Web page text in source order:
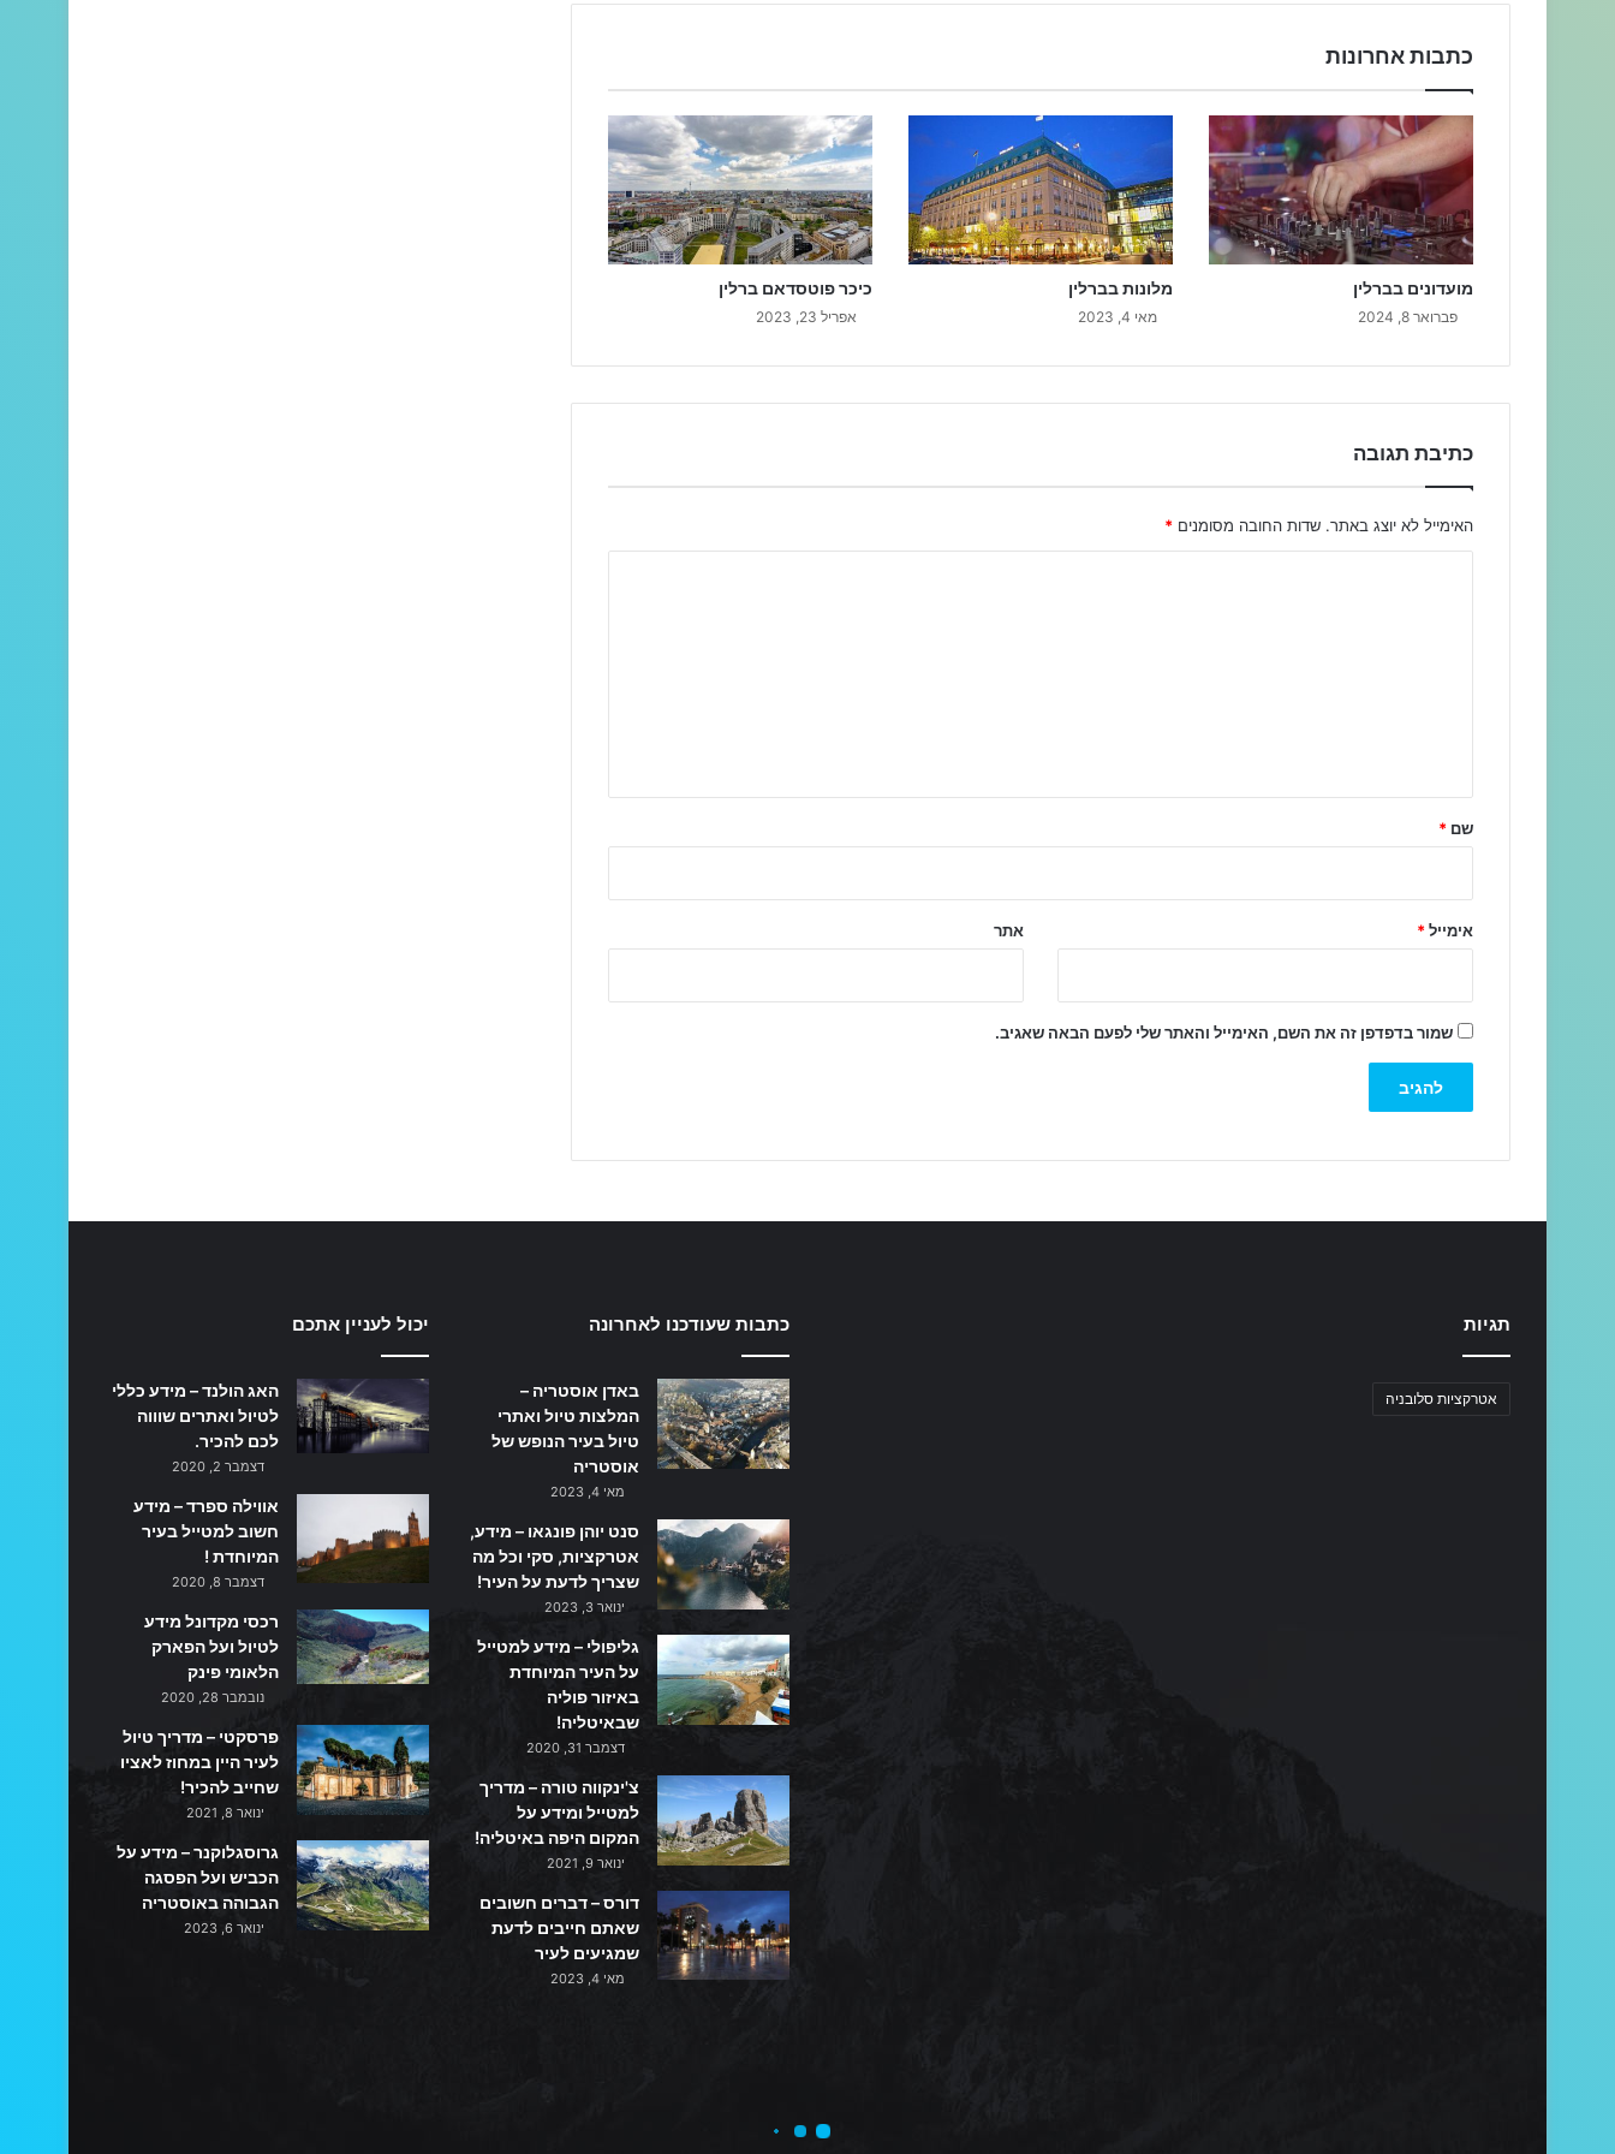
כתבות אחרונות
מועדונים בברלין
פברואר 8, 2024
מלונות בברלין
מאי 4, 2023
כיכר פוטסדאם ברלין
אפריל 23, 2023
כתיבת תגובה
האימייל לא יוצג באתר. שדות החובה מסומנים *
ל
שם *
אימייל* אתר
שמור בדפדפן זה את השם, האימייל והאתר שלי לפעם הבאה שאגיב.
תגיות
אטרקציות סלובניה
כתבות שעודכנו לאחרונה
באדן אוסטריה –
המלצות טיול ואתרי
טיול בעיר הנופש של
אוסטריה
מאי 4, 2023
סנט יוהן פונגאו – מידע,
אטרקציות, סקי וכל מה
שצריך לדעת על העיר!
ינואר 3, 2023
גליפולי – מידע למטייל
על העיר המיוחדת
באיזור פוליה
שבאיטליה!
דצמבר 31, 2020
צ'ינקווה טורה – מדריך
למטייל ומידע על
המקום היפה באיטליה!
ינואר 9, 2021
דורס – דברים חשובים
שאתם חייבים לדעת
שמגיעים לעיר
מאי 4, 2023
יכול לעניין אתכם
האג הולנד – מידע כללי
לטיול ואתרים שוווה
לכם להכיר.
דצמבר 2, 2020
אווילה ספרד – מידע
חשוב למטייל בעיר
המיוחדת !
דצמבר 8, 2020
רכסי מקדונל מידע
לטיול ועל הפארק
הלאומי פינק
נובמבר 28, 2020
פרסקטי – מדריך טיול
לעיר היין במחוז לאציו
שחייב להכיר!
ינואר 8, 2021
גרוסגלוקנר – מידע על
הכביש ועל הפסגה
הגבוהה באוסטריה
ינואר 6, 2023